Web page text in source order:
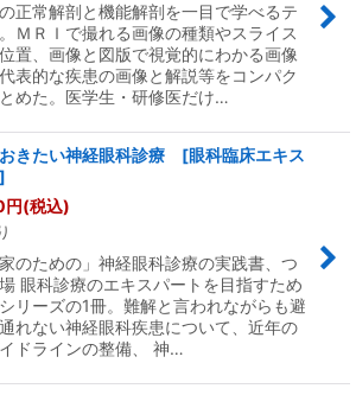
正常解剖と機能解剖を一目で学べるテ
ＭＲＩで撮れる画像の種類やスライス
置、画像と図版で視覚的にわかる画像
表的な疾患の画像と解説等をコンパク
とめた。医学生・研修医だけ…
きたい神経眼科診療 [眼科臨床エキス
円(税込)
家のための」神経眼科診療の実践書、つ
眼科診療のエキスパートを目指すため
リーズの1冊。難解と言われながらも避
れない神経眼科疾患について、近年の
ドラインの整備、 神…